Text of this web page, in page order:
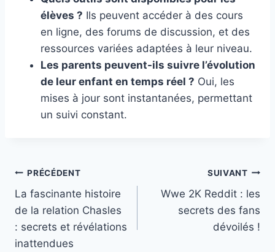
élèves ? Ils peuvent accéder à des cours
en ligne, des forums de discussion, et des
ressources variées adaptées à leur niveau.
Les parents peuvent-ils suivre l’évolution
de leur enfant en temps réel ? Oui, les
mises à jour sont instantanées, permettant
un suivi constant.
Navigation
de
l’article
PRÉCÉDENT
La fascinante histoire
de la relation Chasles
: secrets et révélations
inattendues
SUIVANT
Wwe 2K Reddit : les
secrets des fans
dévoilés !